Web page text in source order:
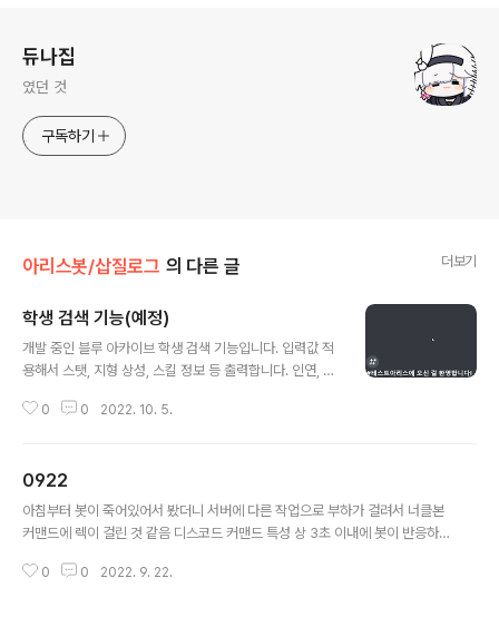
듀나집
였던 것
구독하기
아리스봇/삽질로그 의 다른 글 더보기
학생 검색 기능(예정)
개발 중인 블루 아카이브 학생 검색 기능입니다. 입력값 적
용해서 스탯, 지형 상성, 스킬 정보 등 출력합니다. 인연, 장
시에 시연 무츠키 치다가 보츠키 나옴
0 0 2022. 10. 5.
0922
아침부터 봇이 죽어있어서 봤더니 서버에 다른 작업으로 부하가 걸려서 너클본
커맨드에 렉이 걸린 것 같음 디스코드 커맨드 특성 상 3초 이내에 봇이 반응하
으로 5분까지 지연시간 받게끔 고쳐줌 지연시간 넣는 과정에서 원래 wait(30
0 0 2022. 9. 22.